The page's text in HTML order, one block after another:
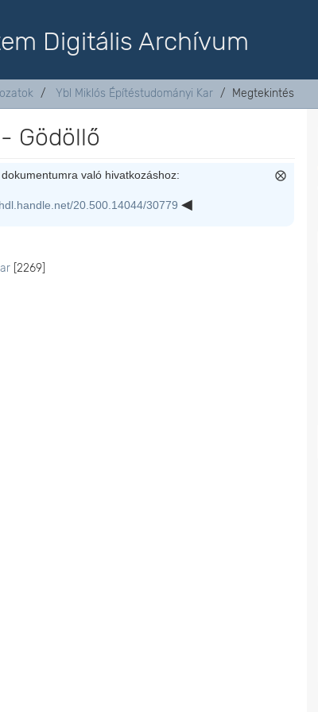
Digitális Archívum
Ybl Miklós Építéstudományi Kar Megtekintés
Gödöllő
való hivatkozáshoz:
20.500.14044/30779
[2269]